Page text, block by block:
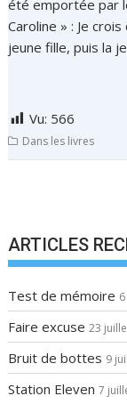
été emportée par
Caroline » : Je
jeune fille, puis la
Vu: 566
Dans les livres
v
i
g
a
t
i
o
ARTICLES
Test de mémoire
Faire excuse 23
Bruit de bottes 9
Station Eleven 7